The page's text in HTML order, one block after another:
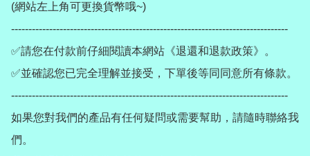
(網站左上角可更換貨幣哦~)
--------------------------------------------------------------------------------
✅請您在付款前仔細閱讀本網站《退還和退款政策》。
✅並確認您已完全理解並接受，下單後等同同意所有條款。
--------------------------------------------------------------------------------
如果您對我們的產品有任何疑問或需要幫助，請隨時聯絡我
們。